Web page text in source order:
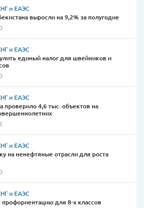
и ЕАЭС
выросли на 9,2% за полугодие
и ЕАЭС
единый налог для швейников и
и ЕАЭС
проверило 4,6 тыс. объектов на
и ЕАЭС
на ненефтяные отрасли для роста
и ЕАЭС
для 8-х классов